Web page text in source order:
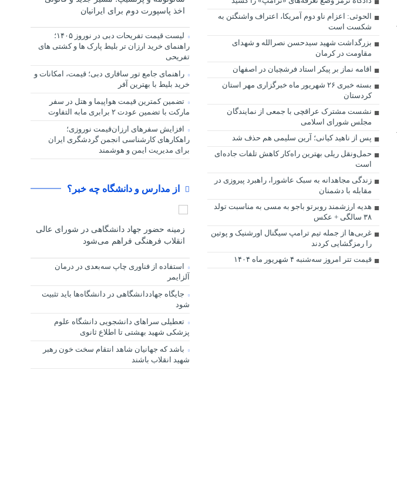
الحوثی: اعزام ناو دوم آمریکا، اعتراف واشنگتن به
شکست است
بزرگداشت شهید سیدحسن نصرالله و شهدای
مقاومت در کرمان
اقامه نماز بر پیکر استاد فرشچیان در اصفهان
بسته خبری ۲۶ شهریور ماه خبرگزاری مهر استان
کردستان
نشست مشترک عراقچی با جمعی از نمایندگان
مجلس شورای اسلامی
پس از ناهید کیانی؛ آرین سلیمی هم حذف شد
حمل‌ونقل ریلی بهترین راه‌کار کاهش تلفات جاده‌ای
است
زندگی مجاهدانه به سبک عاشورا، راهبرد پیروزی در
مقابله با دشمنان
هدیه ارزشمند روبرتو باجو به مسی به مناسبت تولد
۳۸ سالگی + عکس
غربی‌ها از جمله تیم ترامپ سیگنال اورشنیک و پوتین
را رمزگشایی کردند
قیمت تتر امروز سه‌شنبه ۴ شهریور ماه ۱۴۰۴
اخذ پاسپورت دوم برای ایرانیان
لیست قیمت تفریحات دبی در نوروز ۱۴۰۵؛
راهنمای خرید ارزان تر بلیط پارک ها و کشتی های
تفریحی
راهنمای جامع تور سافاری دبی؛ قیمت، امکانات و
خرید بلیط با بهترین آفر
تضمین کمترین قیمت هواپیما و هتل در سفر
مارکت با تضمین عودت ۲ برابری مابه التفاوت
افزایش سفرهای ارزان‌قیمت نوروزی؛
راهکارهای کارشناسی انجمن گردشگری ایران
برای مدیریت ایمن و هوشمند
از مدارس و دانشگاه چه خبر؟
زمینه حضور جهاد دانشگاهی در شورای عالی
انقلاب فرهنگی فراهم می‌شود
استفاده از فناوری چاپ سه‌بعدی در درمان
آلزایمر
جایگاه جهاددانشگاهی در دانشگاه‌ها باید تثبیت
شود
تعطیلی سراهای دانشجویی دانشگاه علوم
پزشکی شهید بهشتی تا اطلاع ثانوی
باشد که جهانیان شاهد انتقام سخت خون رهبر
شهید انقلاب باشند